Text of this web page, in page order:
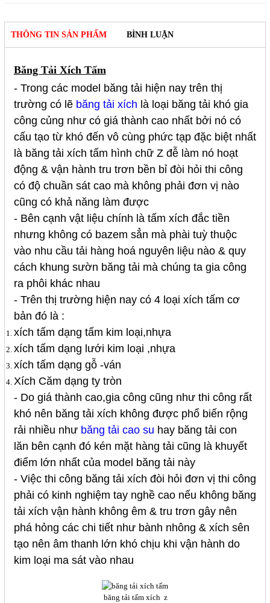
THÔNG TIN SẢN PHẨM BÌNH LUẬN
Băng Tải Xích Tấm
- Trong các model băng tải hiện nay trên thị
trường có lẽ băng tải xích là loại băng tải khó gia
công củng như có giá thành cao nhất bởi nó có
cấu tạo từ khó đến vô cùng phức tạp đặc biệt nhất
là băng tải xích tấm hình chữ Z đễ làm nó hoạt
động & vận hành tru trơn bền bỉ đòi hỏi thi công
có độ chuần sát cao mà không phải đơn vị nào
cũng có khả năng làm được
- Bên cạnh vật liệu chính là tấm xích đắc tiền
nhưng không có bazem sẳn mà phài tuỳ thuộc
vào nhu cầu tải hàng hoá nguyên liệu nào & quy
cách khung sườn băng tải mà chúng ta gia công
ra phôi khác nhau
- Trên thị trường hiện nay có 4 loại xích tấm cơ
bản đó là :
xích tấm dạng tấm kim loại,nhựa
xích tấm dạng lưới kim loại ,nhựa
xích tấm dạng gỗ -ván
Xích Căm dạng ty tròn
- Do giá thành cao,gia công cũng như thi công rất
khó nên băng tải xích không được phổ biến rộng
rải nhiều như băng tải cao su hay băng tải con
lăn bên cạnh đó kén mặt hàng tải cũng là khuyết
điểm lớn nhất của model băng tải này
- Việc thi công băng tải xích đòi hỏi đơn vị thi công
phải có kinh nghiệm tay nghề cao nếu không băng
tải xích vận hành không êm & tru trơn gây nên
phá hỏng các chi tiết như bành nhông & xích sên
tạo nên âm thanh lớn khó chịu khi vận hành do
kim loại ma sát vào nhau
băng tải tấm xích z